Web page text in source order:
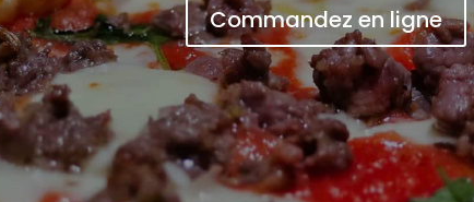
Commandez en ligne